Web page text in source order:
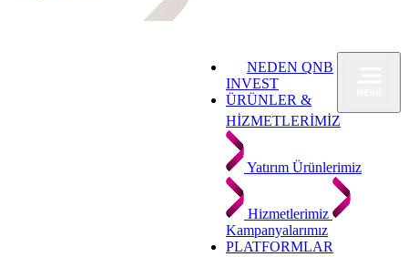
NEDEN QNB
INVEST
ÜRÜNLER &
HİZMETLERİMİZ
Yatırım Ürünlerimiz
Hizmetlerimiz
Kampanyalarımız
PLATFORMLAR